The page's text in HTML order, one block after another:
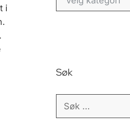
i
.
Søk
Søk